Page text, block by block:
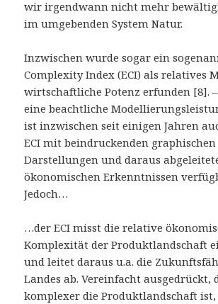
wir irgendwann nicht mehr
im umgebenden System Natur.
Inzwischen wurde sogar ein
Complexity Index (ECI) als relatives
wirtschaftliche Potenz erfunden [8].
eine beachtliche
ist inzwischen seit einigen Jahren
ECI mit beindruckenden graphischen
Darstellungen und daraus
ökonomischen Erkenntnissen
Jedoch…
…der ECI misst die relative
Komplexität der Produktlandschaft
und leitet daraus u.a. die
Landes ab. Vereinfacht ausgedrückt,
komplexer die Produktlandschaft ist,